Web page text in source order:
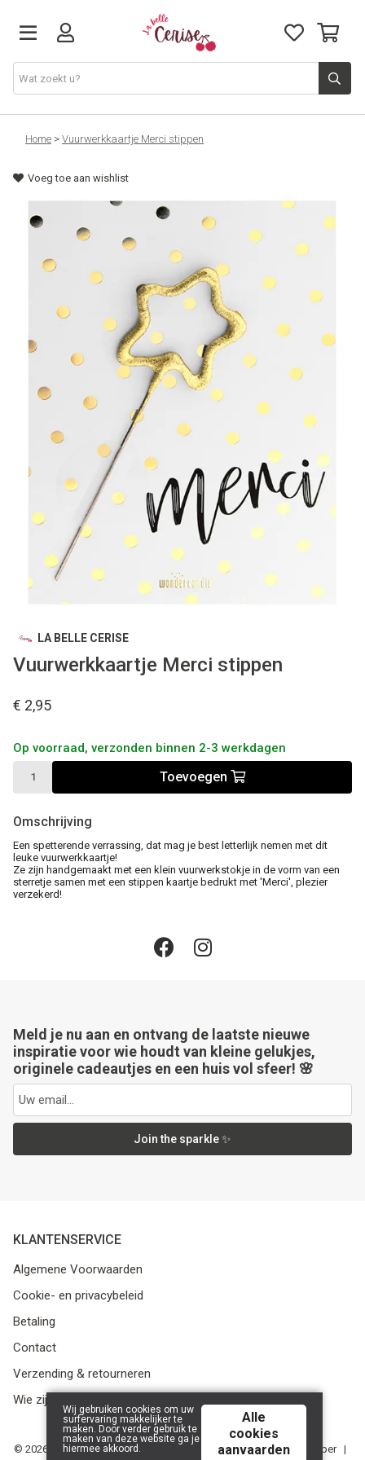
Just arrived
Juwelen & Accessoires
Home & Deco
Lifestyle & Gifts
Cadeaubon
Home > Vuurwerkkaartje Merci stippen
Voeg toe aan wishlist
LA BELLE CERISE
Vuurwerkkaartje Merci stippen
€ 2,95
Op voorraad, verzonden binnen 2-3 werkdagen
Toevoegen
Omschrijving
Een spetterende verrassing, dat mag je best letterlijk nemen met dit
leuke vuurwerkkaartje!
Ze zijn handgemaakt met een klein vuurwerkstokje in de vorm van een
sterretje samen met een stippen kaartje bedrukt met 'Merci', plezier
verzekerd!
Meld je nu aan en ontvang de laatste nieuwe
inspiratie voor wie houdt van kleine gelukjes,
originele cadeautjes en een huis vol sfeer! 🌸
Join the sparkle ✨
KLANTENSERVICE
Algemene Voorwaarden
Cookie- en privacybeleid
Betaling
Contact
Verzending & retourneren
Wie zijn we?
© 2026 Media Service bv - BE 0438 614 796 - RPR Gent, afdeling Ieper |
Wij gebruiken cookies om uw
surfervaring makkelijker te
maken. Door verder gebruik te
maken van deze website ga je
hiermee akkoord.
Alle
cookies
aanvaarden